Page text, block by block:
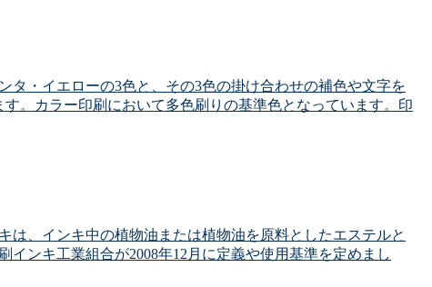
タ・イエローの3色と、その3色の掛け合わせの補色や文字を
。カラー印刷において多色刷りの基準色となっています。印
、インキ中の植物油または植物油を原料としたエステルと
ンキ工業組合が2008年12月に定義や使用基準を定めまし